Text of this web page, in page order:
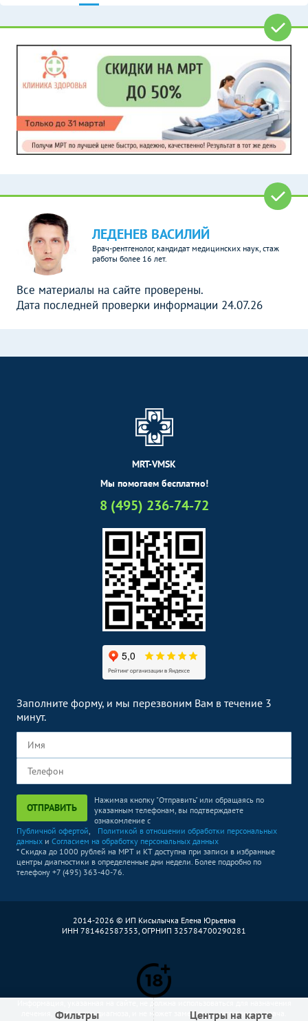
Фильтры Центры на карте
ЛЕДЕНЕВ ВАСИЛИЙ
Врач-рентгенолог, кандидат медицинских наук, стаж
работы более 16 лет.
Все материалы на сайте проверены.
Дата последней проверки информации 24.07.26
MRT-VMSK
Мы помогаем бесплатно!
8 (495) 236-74-72
Заполните форму, и мы перезвоним Вам в течение 3
минут.
ОТПРАВИТЬ
Нажимая кнопку "Отправить" или обращаясь по
указанным телефонам, вы подтверждаете
ознакомление с
Публичной офертой,
Политикой в отношении обработки персональных
данных и Согласием на обработку персональных данных
* Скидка до 1000 рублей на МРТ и КТ доступна при записи в избранные
центры диагностики в определенные дни недели. Более подробно по
телефону +7 (495) 363-40-76.
2014-2026 © ИП Кисылычка Елена Юрьевна
ИНН 781462587353, ОГРНИП 325784700290281
Информация, указанная на сайте, не должна использоваться для назначения
лечения, постановки диагноза, и не может заменить очного приема врача.